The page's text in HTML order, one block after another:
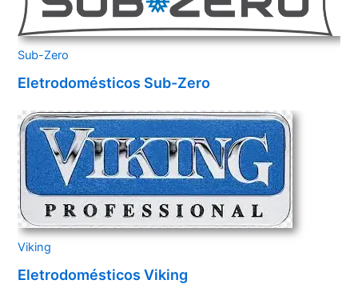
Sub-Zero
Eletrodomésticos Sub-Zero
Viking
Eletrodomésticos Viking